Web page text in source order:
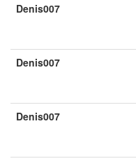
Denis007
Denis007
Denis007